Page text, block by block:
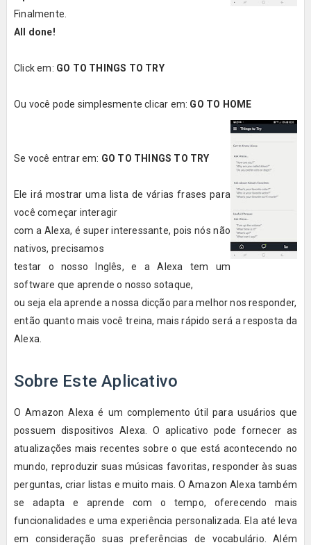
Finalmente.
All done!
Click em: GO TO THINGS TO TRY
Ou você pode simplesmente clicar em: GO TO HOME
Se você entrar em: GO TO THINGS TO TRY
Ele irá mostrar uma lista de várias frases para
você começar interagir
com a Alexa, é super interessante, pois nós não
nativos, precisamos
testar o nosso Inglês, e a Alexa tem um
software que aprende o nosso sotaque,
ou seja ela aprende a nossa dicção para melhor nos responder,
então quanto mais você treina, mais rápido será a resposta da
Alexa.
Sobre Este Aplicativo
O Amazon Alexa é um complemento útil para usuários que
possuem dispositivos Alexa. O aplicativo pode fornecer as
atualizações mais recentes sobre o que está acontecendo no
mundo, reproduzir suas músicas favoritas, responder às suas
perguntas, criar listas e muito mais. O Amazon Alexa também
se adapta e aprende com o tempo, oferecendo mais
funcionalidades e uma experiência personalizada. Ela até leva
em consideração suas preferências de vocabulário. Além